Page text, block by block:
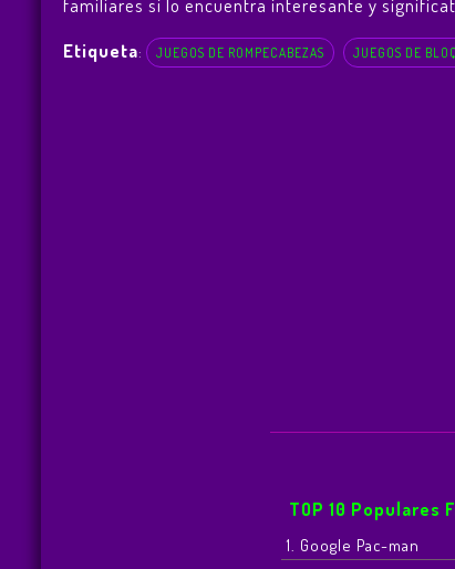
familiares si lo encuentra interesante y
Etiqueta: JUEGOS DE ROMPECABEZAS JUEGOS DE
TOP 10 Populares
1. Google Pac-man